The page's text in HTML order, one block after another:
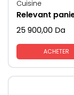
Cuisine
25 900,00 Da
ACHETER